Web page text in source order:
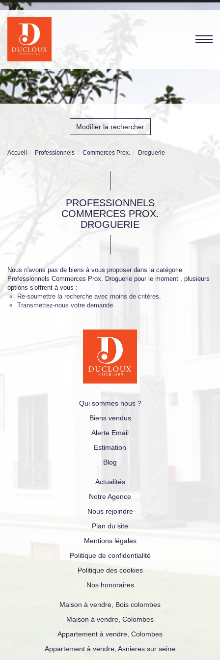
Modifier la rechercher
Accueil Professionnels Commerces Prox. Droguerie
PROFESSIONNELS
COMMERCES PROX.
DROGUERIE
Nous n'avons pas de biens à vous proposer dans la catégorie
Professionnels Commerces Prox. Droguerie pour le moment , plusieurs
options s'offrent à vous :
Re-soumettre la recherche avec moins de critères.
Transmettez-nous votre demande
Qui sommes nous ?
Biens vendus
Alerte Email
Estimation
Blog
Actualités
Notre Agence
Nous rejoindre
Plan du site
Mentions légales
Politique de confidentialité
Politique des cookies
Nos honoraires
Maison à vendre, Bois colombes
Maison à vendre, Colombes
Appartement à vendre, Colombes
Appartement à vendre, Asnieres sur seine